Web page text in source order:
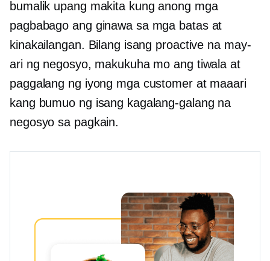
bumalik upang makita kung anong mga
pagbabago ang ginawa sa mga batas at
kinakailangan. Bilang isang proactive na may-
ari ng negosyo, makukuha mo ang tiwala at
paggalang ng iyong mga customer at maaari
kang bumuo ng isang kagalang-galang na
negosyo sa pagkain.